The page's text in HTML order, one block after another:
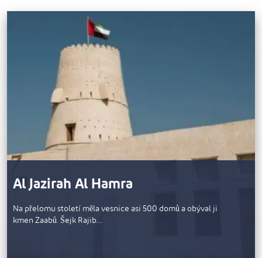
Al Jazirah Al Hamra
Na přelomu století měla vesnice asi 500 domů a obýval ji
kmen Zaabů. Šejk Rajib…